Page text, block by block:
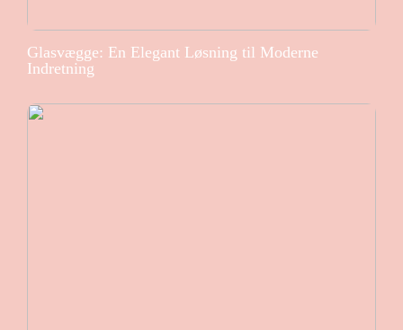
Glasvægge: En Elegant Løsning til Moderne
Indretning